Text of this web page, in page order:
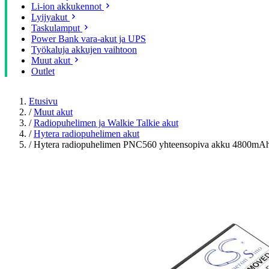
Li-ion akkukennot
Lyijyakut
Taskulamput
Power Bank vara-akut ja UPS
Työkaluja akkujen vaihtoon
Muut akut
Outlet
Etusivu
/ Muut akut
/ Radiopuhelimen ja Walkie Talkie akut
/ Hytera radiopuhelimen akut
/ Hytera radiopuhelimen PNC560 yhteensopiva akku